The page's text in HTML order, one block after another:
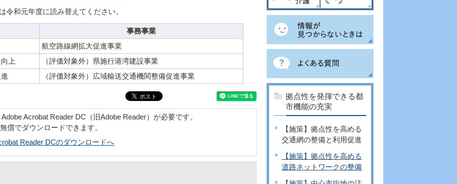
和元年度に読み替えてください。
事務事業
航空路線網拡大促進事業
上
（評価対象外）県施行港湾建設事業
（評価対象外）広域輸送交通機関整備促進事業
Acrobat Reader DC（旧Adobe Reader）が必要です。
償でダウンロードできます。
Reader DCのダウンロードへ
拠点性を発揮できる都
市機能の充実
【施策】拠点性を高める
交通網の整備と利用促進
【施策】拠点性を高める
道路ネットワークの整備